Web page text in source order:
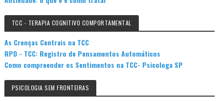
TCC - TERAPIA COGNITIVO COMPORTAMENTAL
As Crenças Centrais na TCC
RPD - TCC: Registro de Pensamentos Automáticos
Como compreender os Sentimentos na TCC- Psicologa SP
PSICOLOGIA SEM FRONTEIRAS